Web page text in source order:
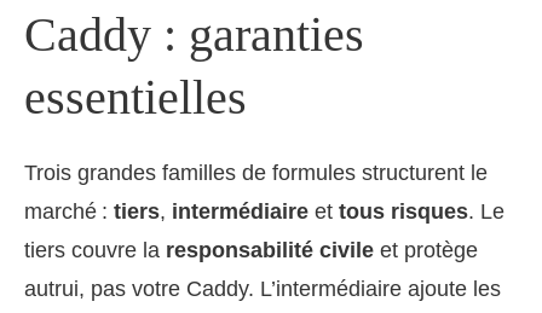
Caddy : garanties
essentielles
Trois grandes familles de formules structurent le
marché : tiers, intermédiaire et tous risques. Le
tiers couvre la responsabilité civile et protège
autrui, pas votre Caddy. L’intermédiaire ajoute les